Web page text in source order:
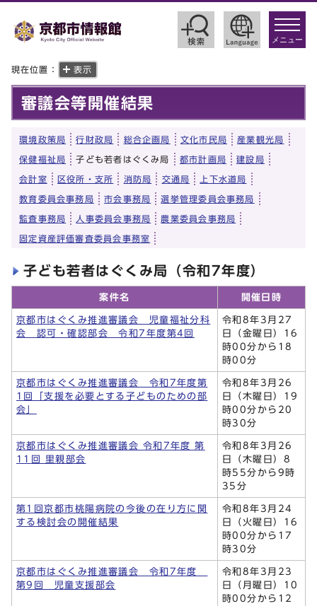
toggle
メニュー
現在位置： 表示
審議会等開催結果
環境政策局 行財政局 総合企画局 文化市民局 産業観光局
保健福祉局 子ども若者はぐくみ局 都市計画局 建設局
会計室 区役所・支所 消防局 交通局 上下水道局
教育委員会事務局 市会事務局 選挙管理委員会事務局
監査事務局 人事委員会事務局 農業委員会事務局
固定資産評価審査委員会事務室
子ども若者はぐくみ局（令和7年度）
案件名 開催日時
京都市はぐくみ推進審議会 児童福祉分科
会 認可・確認部会 令和7年度第4回
令和8年3月27
日（金曜日）16
時00分から18
時00分
京都市はぐくみ推進審議会 令和7年度第
1回「支援を必要とする子どものための部
会」
令和8年3月26
日（木曜日）19
時00分から20
時30分
京都市はぐくみ推進審議会 令和7年度 第
11回 里親部会
令和8年3月26
日（木曜日）8
時55分から9時
35分
第1回京都市桃陽病院の今後の在り方に関
する検討会の開催結果
令和8年3月24
日（火曜日）16
時00分から17
時30分
京都市はぐくみ推進審議会 令和7年度
第9回 児童支援部会
令和8年3月23
日（月曜日）10
時00分から12